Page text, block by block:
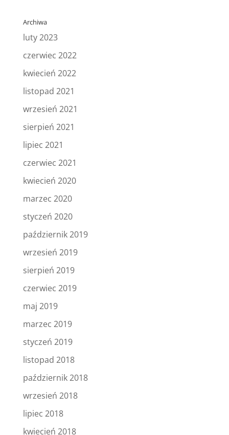
Archiwa
luty 2023
czerwiec 2022
kwiecień 2022
listopad 2021
wrzesień 2021
sierpień 2021
lipiec 2021
czerwiec 2021
kwiecień 2020
marzec 2020
styczeń 2020
październik 2019
wrzesień 2019
sierpień 2019
czerwiec 2019
maj 2019
marzec 2019
styczeń 2019
listopad 2018
październik 2018
wrzesień 2018
lipiec 2018
kwiecień 2018